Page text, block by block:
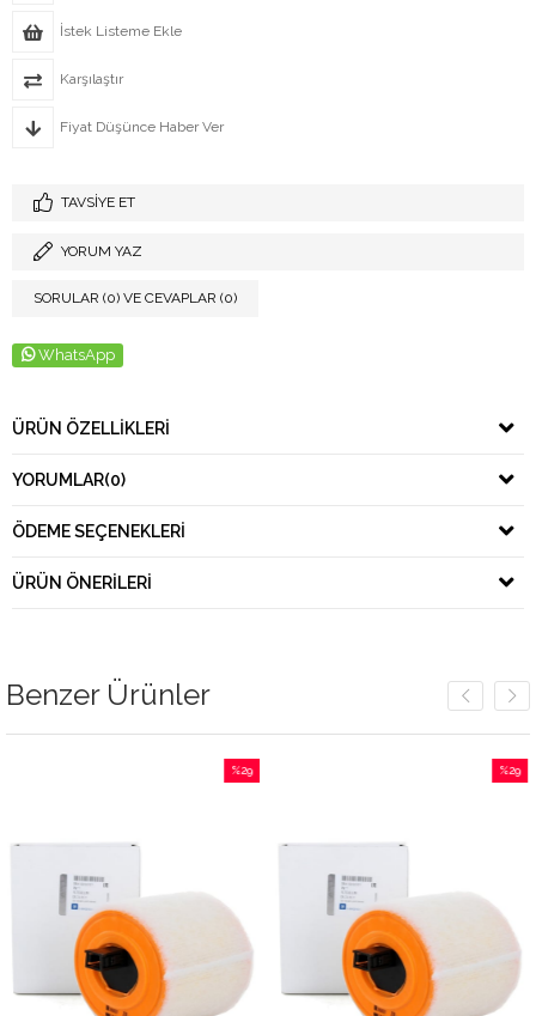
İstek Listeme Ekle
Karşılaştır
Fiyat Düşünce Haber Ver
TAVSIYE ET
YORUM YAZ
SORULAR (0) VE CEVAPLAR (0)
WhatsApp
ÜRÜN ÖZELLIKLERI
YORUMLAR(0)
ÖDEME SEÇENEKLERI
ÜRÜN ÖNERILERI
Benzer Ürünler